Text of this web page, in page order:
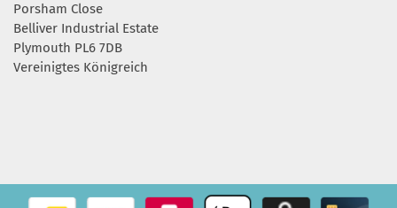
Porsham Close
Belliver Industrial Estate
Plymouth PL6 7DB
Vereinigtes Königreich